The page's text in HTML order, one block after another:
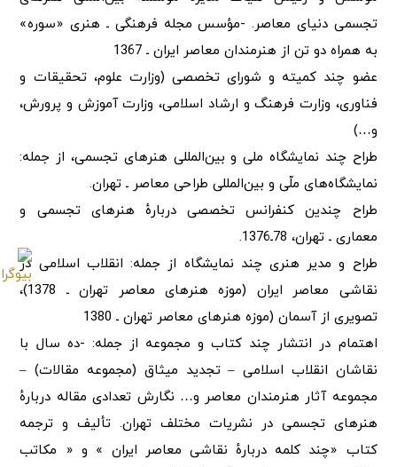
تجسمی دنیای معاصر. -مؤسس مجله فرهنگی ـ هنری «سوره»
به همراه دو تن از هنرمندان معاصر ایران ـ 1367
عضو چند کمیته و شورای تخصصی (وزارت علوم، تحقیقات و
فناوری، وزارت فرهنگ و ارشاد اسلامی، وزارت آموزش و پرورش،
و…)
طراح چند نمایشگاه ملی و بین‌المللی هنرهای تجسمی، از جمله:
نمایشگاه‌های ملّی و بین‌المللی طراحی معاصر ـ تهران.
طراح چندین کنفرانس تخصصی دربارهٔ هنرهای تجسمی و
معماری ـ تهران، 78ـ1376.
طراح و مدیر هنری چند نمایشگاه از جمله: انقلاب اسلامی در
نقاشی معاصر ایران (موزه هنرهای معاصر تهران ـ 1378)،
تصویری از آسمان (موزه هنرهای معاصر تهران ـ 1380
اهتمام در انتشار چند کتاب و مجموعه از جمله: -ده سال با
نقاشان انقلاب اسلامی – تجدید میثاق (مجموعه مقالات) –
مجموعه آثار هنرمندان معاصر و… نگارش تعدادی مقاله دربارهٔ
هنرهای تجسمی در نشریات مختلف تهران. تألیف و ترجمه
کتاب «چند کلمه دربارهٔ نقاشی معاصر ایران » و « مکاتب